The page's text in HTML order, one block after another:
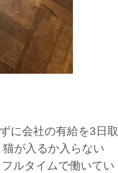
に会社の有給を3日取
が入るか入らない
ルタイムで働いてい